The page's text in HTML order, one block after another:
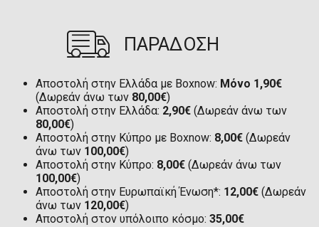
ΠΑΡΑΔΟΣΗ
Αποστολή στην Ελλάδα με Boxnow: Μόνο 1,90€
(Δωρεάν άνω των 80,00€)
Αποστολή στην Ελλάδα: 2,90€ (Δωρεάν άνω των
80,00€)
Αποστολή στην Κύπρο με Boxnow: 8,00€ (Δωρεάν
άνω των 100,00€)
Αποστολή στην Κύπρο: 8,00€ (Δωρεάν άνω των
100,00€)
Αποστολή στην Ευρωπαϊκή Ένωση*: 12,00€ (Δωρεάν
άνω των 120,00€)
Αποστολή στον υπόλοιπο κόσμο: 35,00€